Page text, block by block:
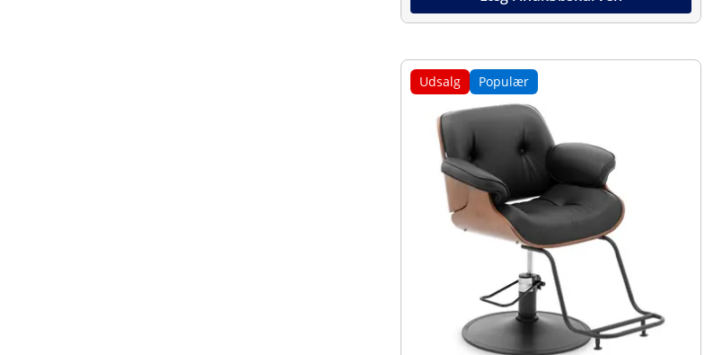
Udsalg Populær